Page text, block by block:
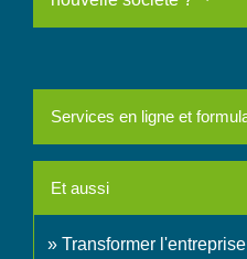
Services en ligne et
Et aussi
Transformer